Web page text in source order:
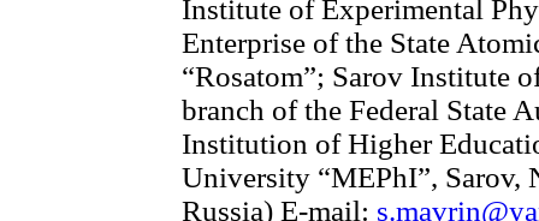
Institute of Experimental
Enterprise of the State
“Rosatom”; Sarov Institute
branch of the Federal State
Institution of Higher
University “MEPhI”,
Russia) E-mail: